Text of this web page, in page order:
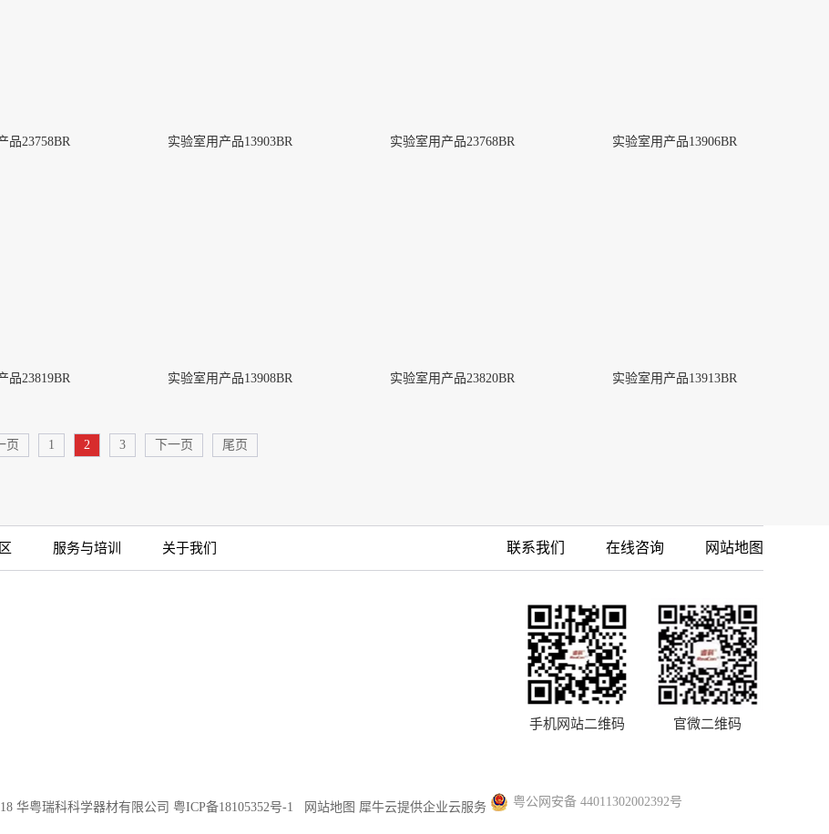
品23758BR 实验室用产品13903BR 实验室用产品23768BR 实验室用产品13906BR
品23819BR 实验室用产品13908BR 实验室用产品23820BR 实验室用产品13913BR
页 1 2 3 下一页 尾页
服务与培训 关于我们 联系我们 在线咨询 网站地图
官微二维码
手机网站二维码
华粤瑞科科学器材有限公司 粤ICP备18105352号-1 网站地图 犀牛云提供企业云服务 粤公网安备 44011302002392号